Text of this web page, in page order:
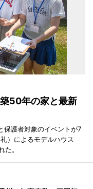
50年の家と最新
保護者対象のイベントが7
）によるモデルハウス
た。